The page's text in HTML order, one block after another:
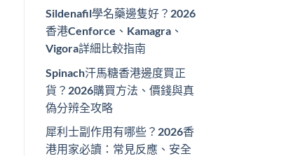
Sildenafil學名藥邊隻好？2026
香港Cenforce、Kamagra、
Vigora詳細比較指南
Spinach汗馬糖香港邊度買正
貨？2026購買方法、價錢與真
偽分辨全攻略
犀利士副作用有哪些？2026香
港用家必讀：常見反應、安全